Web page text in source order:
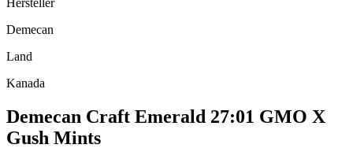
Demecan
Land
Kanada
Demecan Craft Emerald 27:01 GMO X
Gush Mints